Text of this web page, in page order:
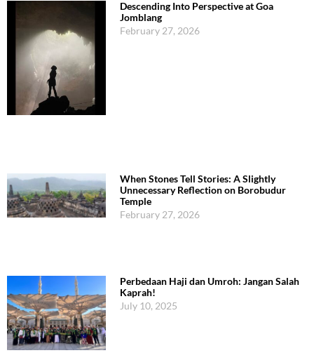
Descending Into Perspective at Goa
Jomblang
February 27, 2026
When Stones Tell Stories: A Slightly
Unnecessary Reflection on Borobudur
Temple
February 27, 2026
Perbedaan Haji dan Umroh: Jangan Salah
Kaprah!
July 10, 2025